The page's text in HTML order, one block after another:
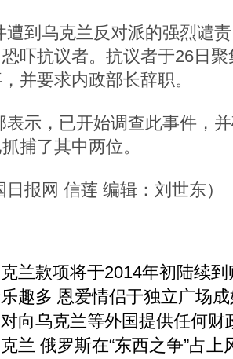
遭到乌克兰反对派的强烈谴
吓抗议者。抗议者于26日
并要求内政部长辞职。
表示，已开始调查此事件，
捕了其中两位。
日报网 信莲 编辑：刘世东）
兰款项将于2014年初陆续到
趣多 恩爱情侣于独立广场
向乌克兰等外国提供任何财
兰 俄罗斯在“东西之争”占上